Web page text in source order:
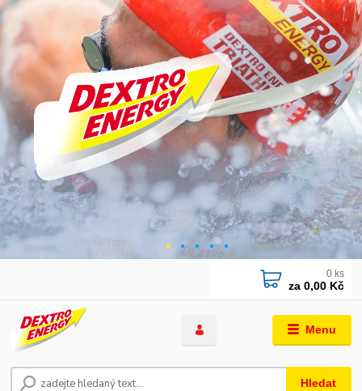
Menu
Hledat
0 ks
za 0,00 Kč